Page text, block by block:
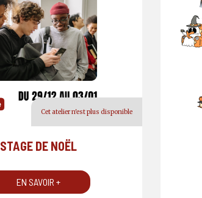
Cet atelier n'est plus disponible
STAGE DE NOËL
EN SAVOIR +